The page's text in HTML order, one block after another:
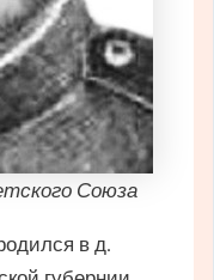
Союза
в д.